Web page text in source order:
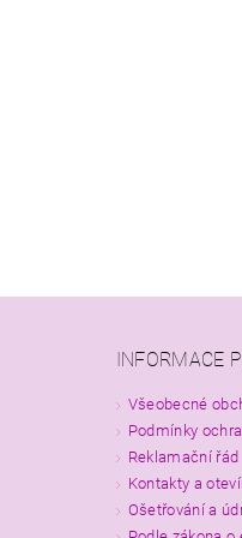
INFORMACE
Všeobecné
Podmínky
Reklamační řád
Kontakty a
Ošetřování a